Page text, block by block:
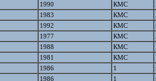
1990 КМС
1983 КМС
1992 КМС
1977 КМС
1988 КМС
1981 КМС
1986 1
1986 1